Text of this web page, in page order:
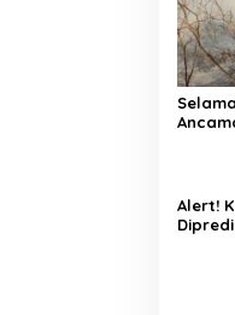
Alert!